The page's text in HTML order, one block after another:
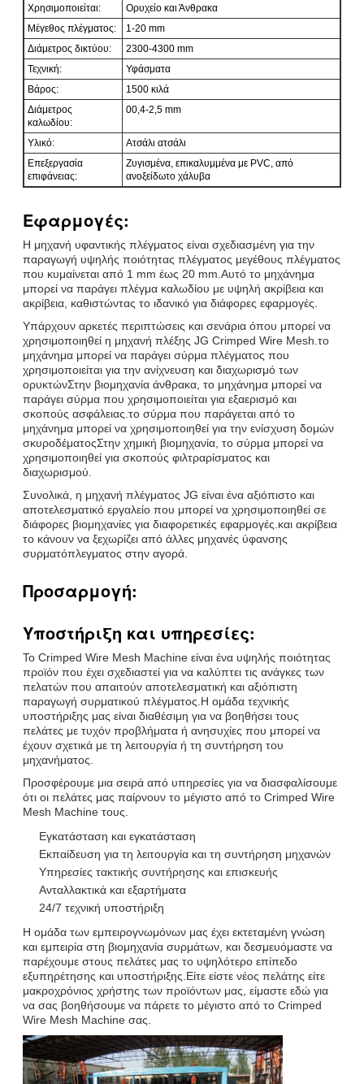
Χρησιμοποιείται:
Ορυχείο και Άνθρακα
Μέγεθος πλέγματος:
1-20 mm
Διάμετρος δικτύου:
2300-4300 mm
Τεχνική:
Υφάσματα
Βάρος:
1500 κιλά
Διάμετρος
καλωδίου:
00,4-2,5 mm
Υλικό:
Ατσάλι ατσάλι
Επεξεργασία
επιφάνειας:
Ζυγισμένα, επικαλυμμένα με PVC, από
ανοξείδωτο χάλυβα
Εφαρμογές:
Η μηχανή υφαντικής πλέγματος είναι σχεδιασμένη για την
παραγωγή υψηλής ποιότητας πλέγματος μεγέθους πλέγματος
που κυμαίνεται από 1 mm έως 20 mm.Αυτό το μηχάνημα
μπορεί να παράγει πλέγμα καλωδίου με υψηλή ακρίβεια και
ακρίβεια, καθιστώντας το ιδανικό για διάφορες εφαρμογές.
Υπάρχουν αρκετές περιπτώσεις και σενάρια όπου μπορεί να
χρησιμοποιηθεί η μηχανή πλέξης JG Crimped Wire Mesh.το
μηχάνημα μπορεί να παράγει σύρμα πλέγματος που
χρησιμοποιείται για την ανίχνευση και διαχωρισμό των
ορυκτώνΣτην βιομηχανία άνθρακα, το μηχάνημα μπορεί να
παράγει σύρμα που χρησιμοποιείται για εξαερισμό και
σκοπούς ασφάλειας.το σύρμα που παράγεται από το
μηχάνημα μπορεί να χρησιμοποιηθεί για την ενίσχυση δομών
σκυροδέματοςΣτην χημική βιομηχανία, το σύρμα μπορεί να
χρησιμοποιηθεί για σκοπούς φιλτραρίσματος και
διαχωρισμού.
Συνολικά, η μηχανή πλέγματος JG είναι ένα αξιόπιστο και
αποτελεσματικό εργαλείο που μπορεί να χρησιμοποιηθεί σε
διάφορες βιομηχανίες για διαφορετικές εφαρμογές.και ακρίβεια
το κάνουν να ξεχωρίζει από άλλες μηχανές ύφανσης
συρματόπλεγματος στην αγορά.
Προσαρμογή:
Υποστήριξη και υπηρεσίες:
Το Crimped Wire Mesh Machine είναι ένα υψηλής ποιότητας
προϊόν που έχει σχεδιαστεί για να καλύπτει τις ανάγκες των
πελατών που απαιτούν αποτελεσματική και αξιόπιστη
παραγωγή συρματικού πλέγματος.Η ομάδα τεχνικής
υποστήριξης μας είναι διαθέσιμη για να βοηθήσει τους
πελάτες με τυχόν προβλήματα ή ανησυχίες που μπορεί να
έχουν σχετικά με τη λειτουργία ή τη συντήρηση του
μηχανήματος.
Προσφέρουμε μια σειρά από υπηρεσίες για να διασφαλίσουμε
ότι οι πελάτες μας παίρνουν το μέγιστο από το Crimped Wire
Mesh Machine τους.
Εγκατάσταση και εγκατάσταση
Εκπαίδευση για τη λειτουργία και τη συντήρηση μηχανών
Υπηρεσίες τακτικής συντήρησης και επισκευής
Ανταλλακτικά και εξαρτήματα
24/7 τεχνική υποστήριξη
Η ομάδα των εμπειρογνωμόνων μας έχει εκτεταμένη γνώση
και εμπειρία στη βιομηχανία συρμάτων, και δεσμευόμαστε να
παρέχουμε στους πελάτες μας το υψηλότερο επίπεδο
εξυπηρέτησης και υποστήριξης.Είτε είστε νέος πελάτης είτε
μακροχρόνιος χρήστης των προϊόντων μας, είμαστε εδώ για
να σας βοηθήσουμε να πάρετε το μέγιστο από το Crimped
Wire Mesh Machine σας.